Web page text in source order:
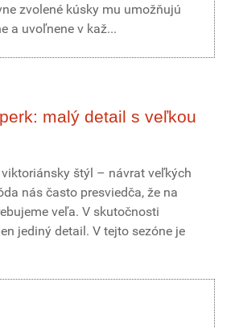
zvolené kúsky mu umožňujú
a uvoľnene v kaž...
malý detail s veľkou
viktoriánsky štýl – návrat veľkých
nás často presviedča, že na
veľa. V skutočnosti
jediný detail. V tejto sezóne je